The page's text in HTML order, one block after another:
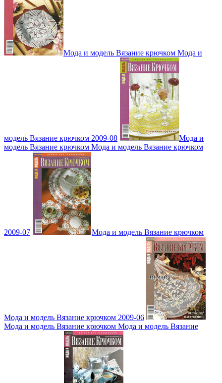
Мода и модель Вязание крючком Мода и
модель Вязание крючком 2009-08
Мода и
модель Вязание крючком Мода и модель Вязание крючком
2009-07 Мода и модель Вязание крючком
Мода и модель Вязание крючком 2009-06
Мода и модель Вязание крючком Мода и модель Вязание